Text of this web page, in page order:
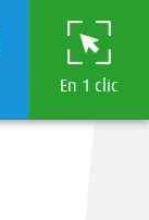
En 1 clic